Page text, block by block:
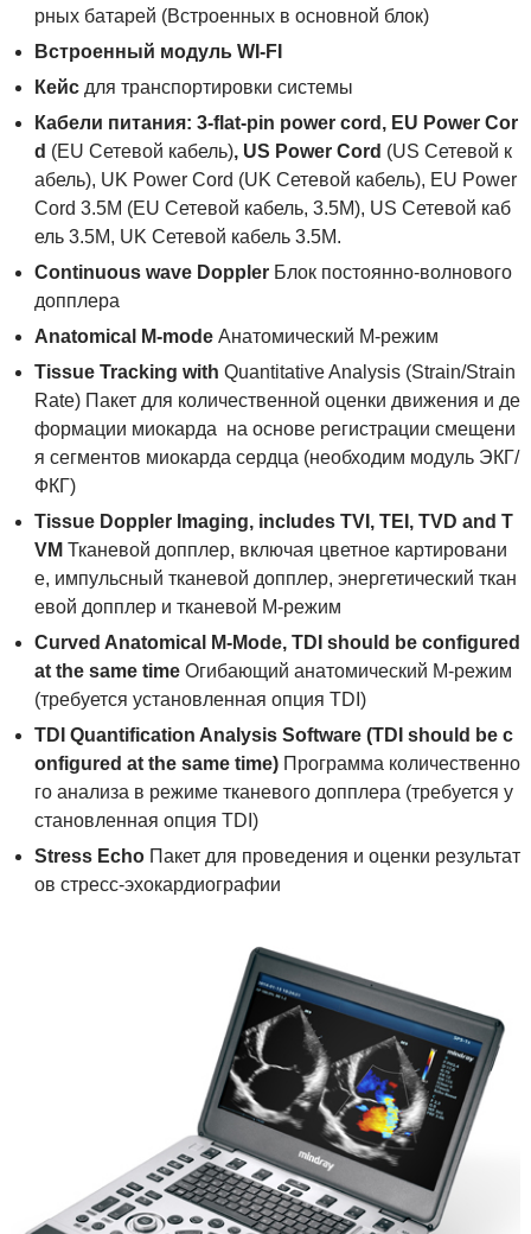
рных батарей (Встроенных в основной блок)
Встроенный модуль WI-FI
Кейс для транспортировки системы
Кабели питания: 3-flat-pin power cord , EU Power Cor
d (EU Сетевой кабель), US Power Cord (US Сетевой к
абель), UK Power Cord (UK Сетевой кабель), EU Power
Cord 3.5M (EU Сетевой кабель, 3.5M), US Сетевой каб
ель 3.5M, UK Сетевой кабель 3.5M.
Сontinuous wave Doppler Блок постоянно-волнового
допплера
Anatomical M-mode Анатомический М-режим
Tissue Tracking with Quantitative Analysis (Strain/Strain
Rate) Пакет для количественной оценки движения и де
формации миокарда на основе регистрации смещени
я сегментов миокарда сердца (необходим модуль ЭКГ/
ФКГ)
Tissue Doppler Imaging, includes TVI , TEI , TVD and T
VM Тканевой допплер, включая цветное картировани
е, импульсный тканевой допплер, энергетический ткан
евой допплер и тканевой М-режим
Curved Anatomical M-Mode, TDI should be configured
at the same time Огибающий анатомический М-режим
(требуется установленная опция TDI)
TDI Quantification Analysis Software (TDI should be c
onfigured at the same time) Программа количественно
го анализа в режиме тканевого допплера (требуется у
становленная опция TDI)
Stress EchoПакет для проведения и оценки результат
ов стресс-эхокардиографии